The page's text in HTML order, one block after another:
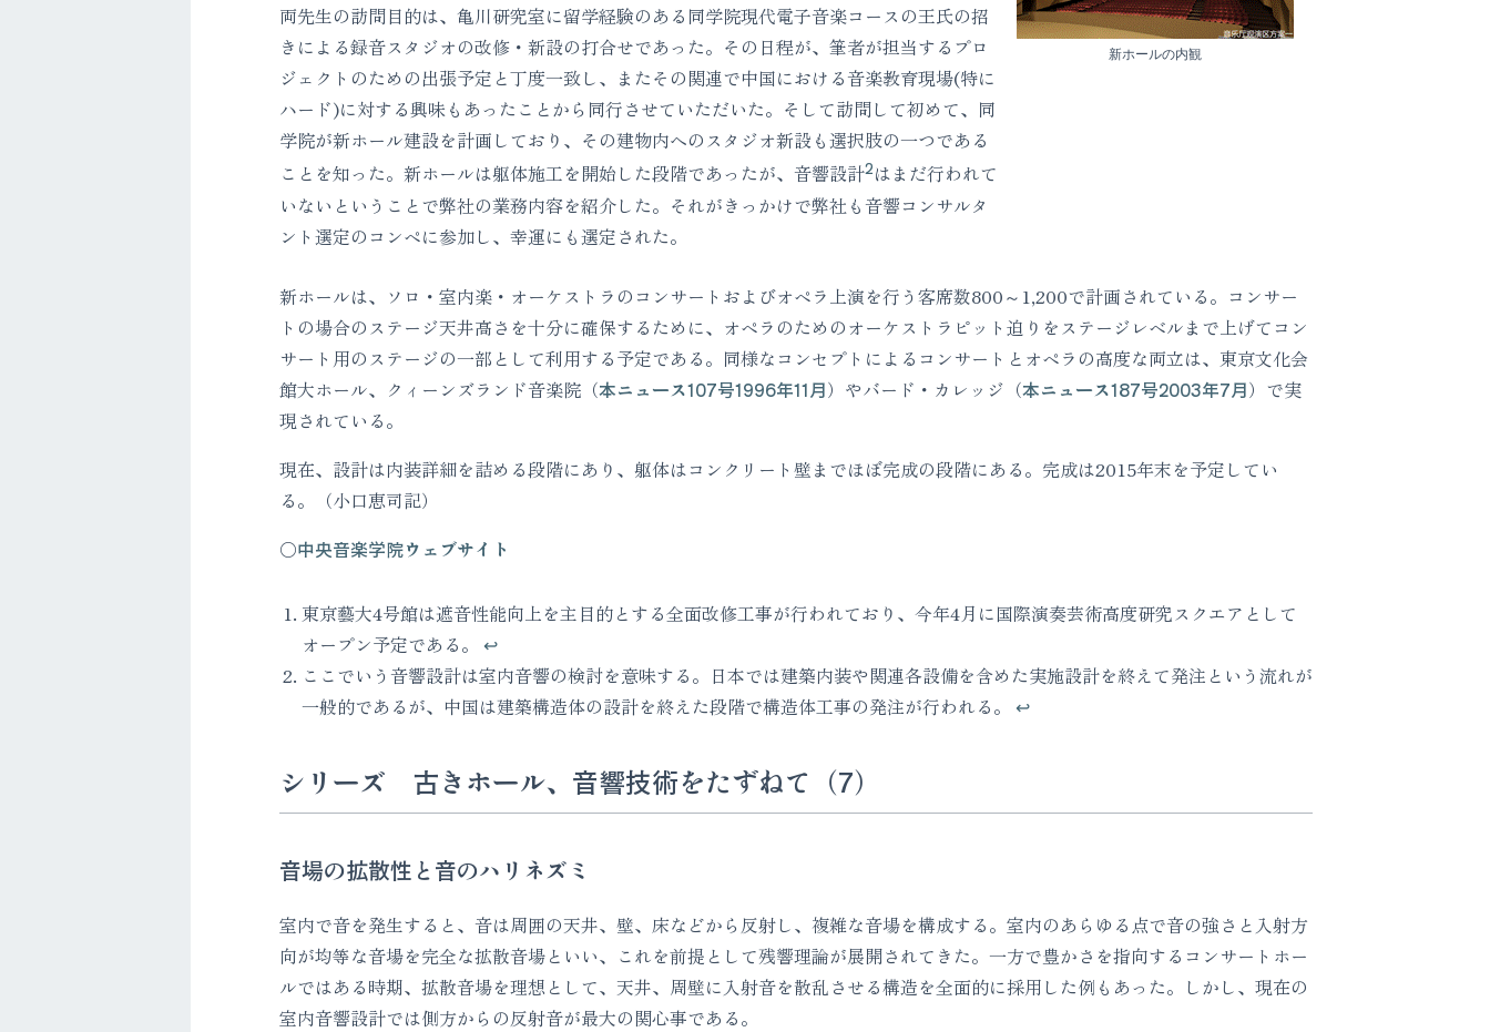
両先生の訪問目的は、亀川研究室に留学経験のある同学院現代電子音楽コースの王氏の招
きによる録音スタジオの改修・新設の打合せであった。その日程が、筆者が担当するプロ
ジェクトのための出張予定と丁度一致し、またその関連で中国における音楽教育現場(特に
ハード)に対する興味もあったことから同行させていただいた。そして訪問して初めて、同
学院が新ホール建設を計画しており、その建物内へのスタジオ新設も選択肢の一つである
ことを知った。新ホールは躯体施工を開始した段階であったが、音響設計2はまだ行われて
いないということで弊社の業務内容を紹介した。それがきっかけで弊社も音響コンサルタ
ント選定のコンペに参加し、幸運にも選定された。
新ホールの内観
新ホールは、ソロ・室内楽・オーケストラのコンサートおよびオペラ上演を行う客席数800～1,200で計画されている。コンサー
トの場合のステージ天井高さを十分に確保するために、オペラのためのオーケストラピット迫りをステージレベルまで上げてコン
サート用のステージの一部として利用する予定である。同様なコンセプトによるコンサートとオペラの高度な両立は、東京文化会
館大ホール、クィーンズランド音楽院（本ニュース107号1996年11月）やバード・カレッジ（本ニュース187号2003年7月）で実
現されている。
現在、設計は内装詳細を詰める段階にあり、躯体はコンクリート壁までほぼ完成の段階にある。完成は2015年末を予定してい
る。（小口恵司記）
中央音楽学院ウェブサイト
東京藝大4号館は遮音性能向上を主目的とする全面改修工事が行われており、今年4月に国際演奏芸術高度研究スクエアとして
オープン予定である。 ↩︎
ここでいう音響設計は室内音響の検討を意味する。日本では建築内装や関連各設備を含めた実施設計を終えて発注という流れが
一般的であるが、中国は建築構造体の設計を終えた段階で構造体工事の発注が行われる。 ↩︎
シリーズ 古きホール、音響技術をたずねて（7）
音場の拡散性と音のハリネズミ
室内で音を発生すると、音は周囲の天井、壁、床などから反射し、複雑な音場を構成する。室内のあらゆる点で音の強さと入射方
向が均等な音場を完全な拡散音場といい、これを前提として残響理論が展開されてきた。一方で豊かさを指向するコンサートホー
ルではある時期、拡散音場を理想として、天井、周壁に入射音を散乱させる構造を全面的に採用した例もあった。しかし、現在の
室内音響設計では側方からの反射音が最大の関心事である。